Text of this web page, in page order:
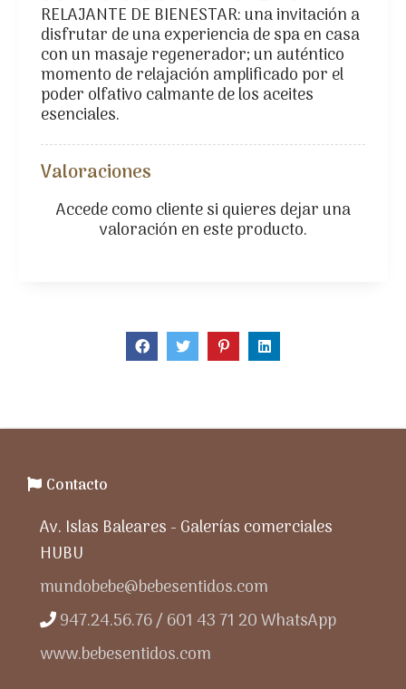
RELAJANTE DE BIENESTAR: una invitación a
disfrutar de una experiencia de spa en casa
con un masaje regenerador; un auténtico
momento de relajación amplificado por el
poder olfativo calmante de los aceites
esenciales.
Valoraciones
Accede como clientesi quieres dejar una
valoración en este producto.
Contacto
Av. Islas Baleares - Galerías comerciales
HUBU
mundobebe@bebesentidos.com
947.24.56.76 / 601 43 71 20 WhatsApp
www.bebesentidos.com